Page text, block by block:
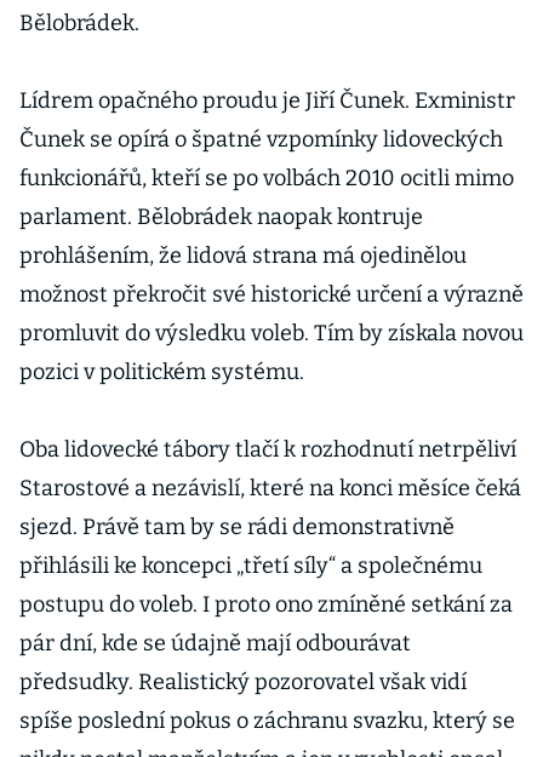
Bělobrádek.
Lídrem opačného proudu je Jiří Čunek. Exministr
Čunek se opírá o špatné vzpomínky lidoveckých
funkcionářů, kteří se po volbách 2010 ocitli mimo
parlament. Bělobrádek naopak kontruje
prohlášením, že lidová strana má ojedinělou
možnost překročit své historické určení a výrazně
promluvit do výsledku voleb. Tím by získala novou
pozici v politickém systému.
Oba lidovecké tábory tlačí k rozhodnutí netrpěliví
Starostové a nezávislí, které na konci měsíce čeká
sjezd. Právě tam by se rádi demonstrativně
přihlásili ke koncepci „třetí síly“ a společnému
postupu do voleb. I proto ono zmíněné setkání za
pár dní, kde se údajně mají odbourávat
předsudky. Realistický pozorovatel však vidí
spíše poslední pokus o záchranu svazku, který se